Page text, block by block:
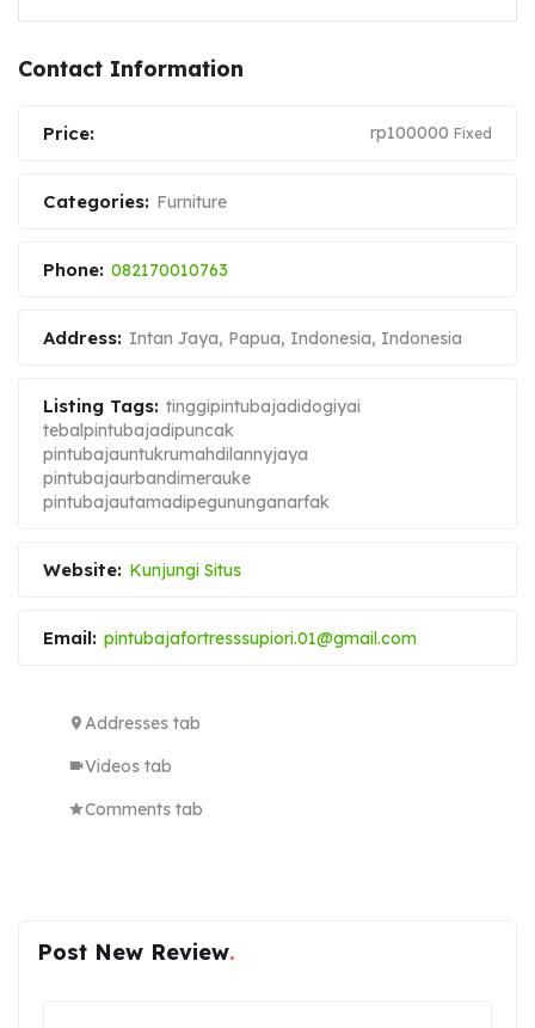
Contact Information
Price: rp100000 Fixed
Categories: Furniture
Phone: 082170010763
Address: Intan Jaya, Papua, Indonesia, Indonesia
Listing Tags: tinggipintubajadidogiyai
tebalpintubajadipuncak
pintubajauntukrumahdilannyjaya
pintubajaurbandimerauke
pintubajautamadipegununganarfak
Website: Kunjungi Situs
Email: pintubajafortresssupiori.01@gmail.com
Addresses tab
Videos tab
Comments tab
Post New Review